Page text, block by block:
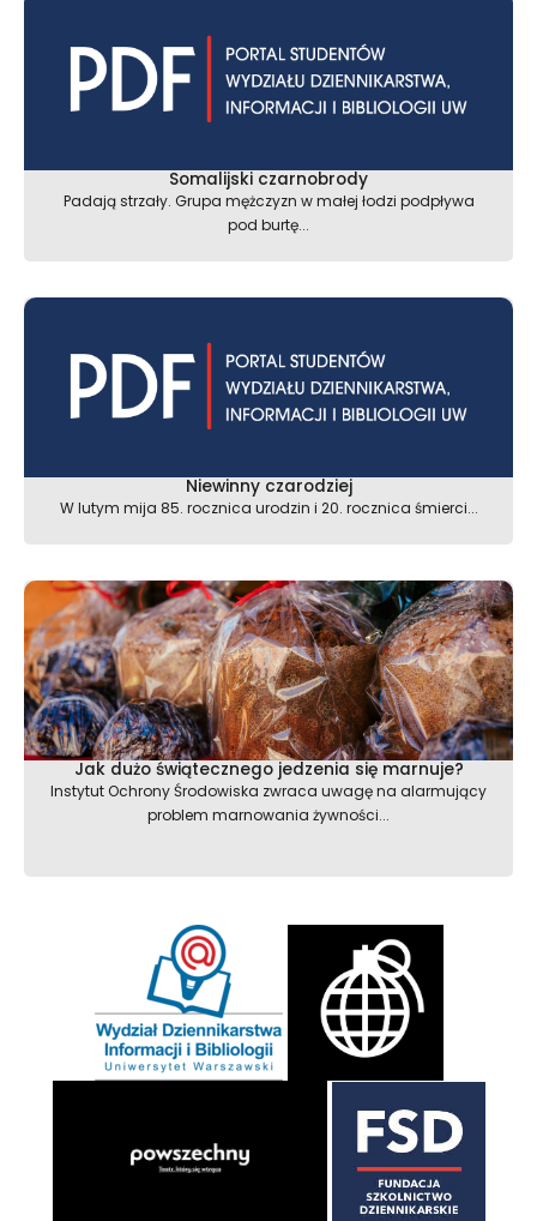
Somalijski czarnobrody
Padają strzały. Grupa mężczyzn w małej łodzi podpływa
pod burtę...
Niewinny czarodziej
W lutym mija 85. rocznica urodzin i 20. rocznica śmierci...
Jak dużo świątecznego jedzenia się marnuje?
Instytut Ochrony Środowiska zwraca uwagę na alarmujący
problem marnowania żywności...